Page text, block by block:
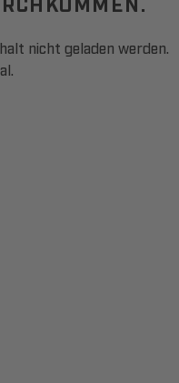
nicht geladen werden.